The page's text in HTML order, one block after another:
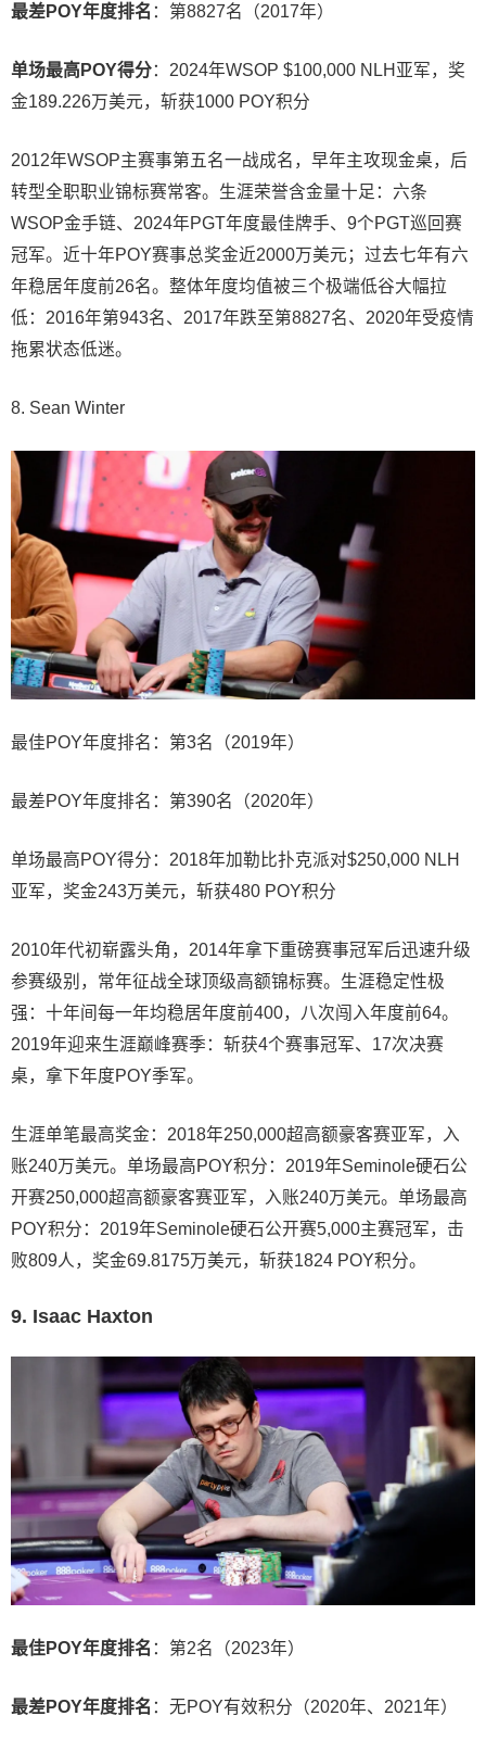
最差POY年度排名 ：第8827名（2017年）
单场最高POY得分：2024年WSOP $100,000 NLH亚军，奖
金189.226万美元，斩获1000 POY积分
2012年WSOP主赛事第五名一战成名，早年主攻现金桌，后
转型全职职业锦标赛常客。生涯荣誉含金量十足：六条
WSOP金手链、2024年PGT年度最佳牌手、9个PGT巡回赛
冠军。近十年POY赛事总奖金近2000万美元；过去七年有六
年稳居年度前26名。整体年度均值被三个极端低谷大幅拉
低：2016年第943名、2017年跌至第8827名、2020年受疫情
拖累状态低迷。
8. Sean Winter
最佳POY年度排名：第3名（2019年）
最差POY年度排名：第390名（2020年）
单场最高POY得分：2018年加勒比扑克派对$250,000 NLH
亚军，奖金243万美元，斩获480 POY积分
2010年代初崭露头角，2014年拿下重磅赛事冠军后迅速升级
参赛级别，常年征战全球顶级高额锦标赛。生涯稳定性极
强：十年间每一年均稳居年度前400，八次闯入年度前64。
2019年迎来生涯巅峰赛季：斩获4个赛事冠军、17次决赛
桌，拿下年度POY季军。
生涯单笔最高奖金：2018年250,000超高额豪客赛亚军，入
账240万美元。单场最高POY积分：2019年Seminole硬石公
开赛250,000超高额豪客赛亚军，入账240万美元。单场最高
POY积分：2019年Seminole硬石公开赛5,000主赛冠军，击
败809人，奖金69.8175万美元，斩获1824 POY积分。
9. Isaac Haxton
最佳POY年度排名 ：第2名（2023年）
最差POY年度排名 ：无POY有效积分（2020年、2021年）